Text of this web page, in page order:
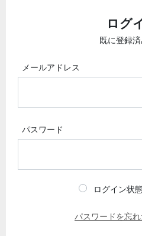
ログ
既に登録
メールアドレス
パスワード
ログイン状
パスワードを忘